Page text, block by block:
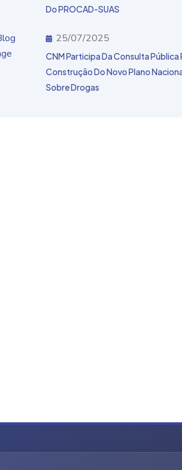
Do PROCAD-SUAS
25/07/2025
CNM Participa Da Consulta Pública
Construção Do Novo Plano
Sobre Drogas